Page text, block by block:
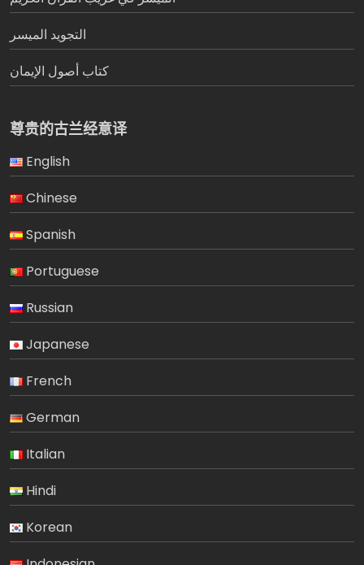
التجويد الميسر
كتاب أصول الإيمان
尊贵的古兰经意译
English
Chinese
Spanish
Portuguese
Russian
Japanese
French
German
Italian
Hindi
Korean